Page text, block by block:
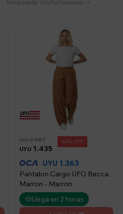
Temporada: Otoño/Invierno
UYU 1.435
UYU3.587 60
UYU 1.363
Pantalon Cargo UFO Becca
Marron - Marron
Llega en 2 horas